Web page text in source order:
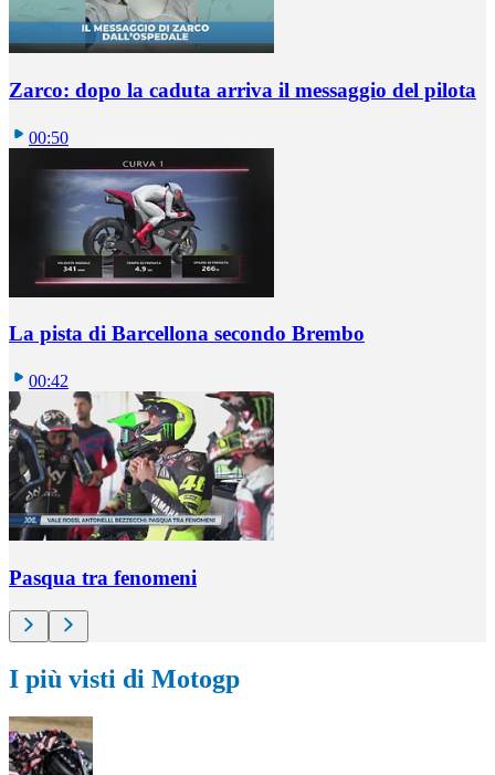
Zarco: dopo la caduta arriva il messaggio del pilota
00:50
La pista di Barcellona secondo Brembo
00:42
Pasqua tra fenomeni
I più visti di Motogp